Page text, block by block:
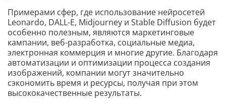
Примерами сфер, где использование нейросетей
Leonardo, DALL-E, Midjourney и Stable Diffusion будет
особенно полезным, являются маркетинговые
кампании, веб-разработка, социальные медиа,
электронная коммерция и многие другие. Благодаря
автоматизации и оптимизации процесса создания
изображений, компании могут значительно
сэкономить время и ресурсы, получая при этом
высококачественные результаты.